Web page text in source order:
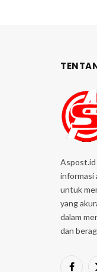
Aspost.id
informasi
untuk
yang
dalam
dan